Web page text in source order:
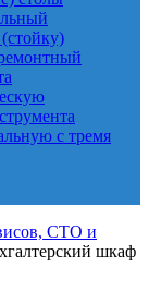
с тремя
СТО и
шкаф